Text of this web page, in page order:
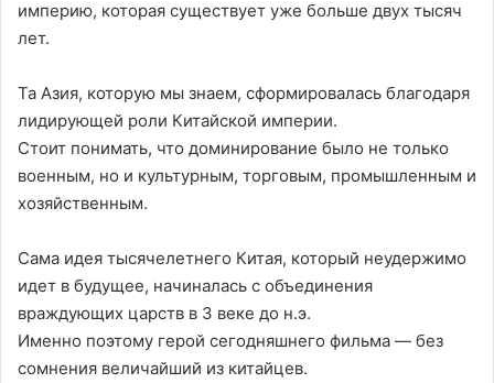
империю, которая существует уже больше двух тысяч
лет.
Та Азия, которую мы знаем, сформировалась благодаря
лидирующей роли Китайской империи.
Стоит понимать, что доминирование было не только
военным, но и культурным, торговым, промышленным и
хозяйственным.
Сама идея тысячелетнего Китая, который неудержимо
идет в будущее, начиналась с объединения
враждующих царств в 3 веке до н.э.
Именно поэтому герой сегодняшнего фильма — без
сомнения величайший из китайцев.